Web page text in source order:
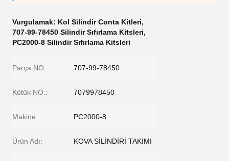
Vurgulamak: Kol Silindir Conta Kitleri,
707-99-78450 Silindir Sıfırlama Kitsleri,
PC2000-8 Silindir Sıfırlama Kitsleri
Parça NO.: 707-99-78450
Kütük NO.: 7079978450
Makine: PC2000-8
Ürün Adı: KOVA SİLİNDİRİ TAKIMI